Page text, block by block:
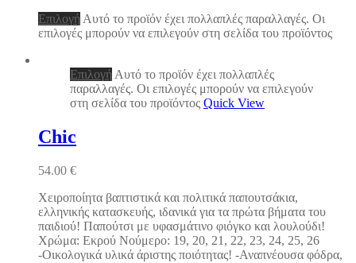
Επιλογή Αυτό το προϊόν έχει πολλαπλές παραλλαγές. Οι
επιλογές μπορούν να επιλεγούν στη σελίδα του προϊόντος
Επιλογή Αυτό το προϊόν έχει πολλαπλές
παραλλαγές. Οι επιλογές μπορούν να επιλεγούν
στη σελίδα του προϊόντος Quick View
Chic
54.00 €
Χειροποίητα βαπτιστικά και πολιτικά παπουτσάκια,
ελληνικής κατασκευής, ιδανικά για τα πρώτα βήματα του
παιδιού! Παπούτσι με υφασμάτινο φιόγκο και λουλούδι!
Χρώμα: Εκρού Νούμερο: 19, 20, 21, 22, 23, 24, 25, 26
-Οικολογικά υλικά άριστης ποιότητας! -Αναπνέουσα φόδρα,